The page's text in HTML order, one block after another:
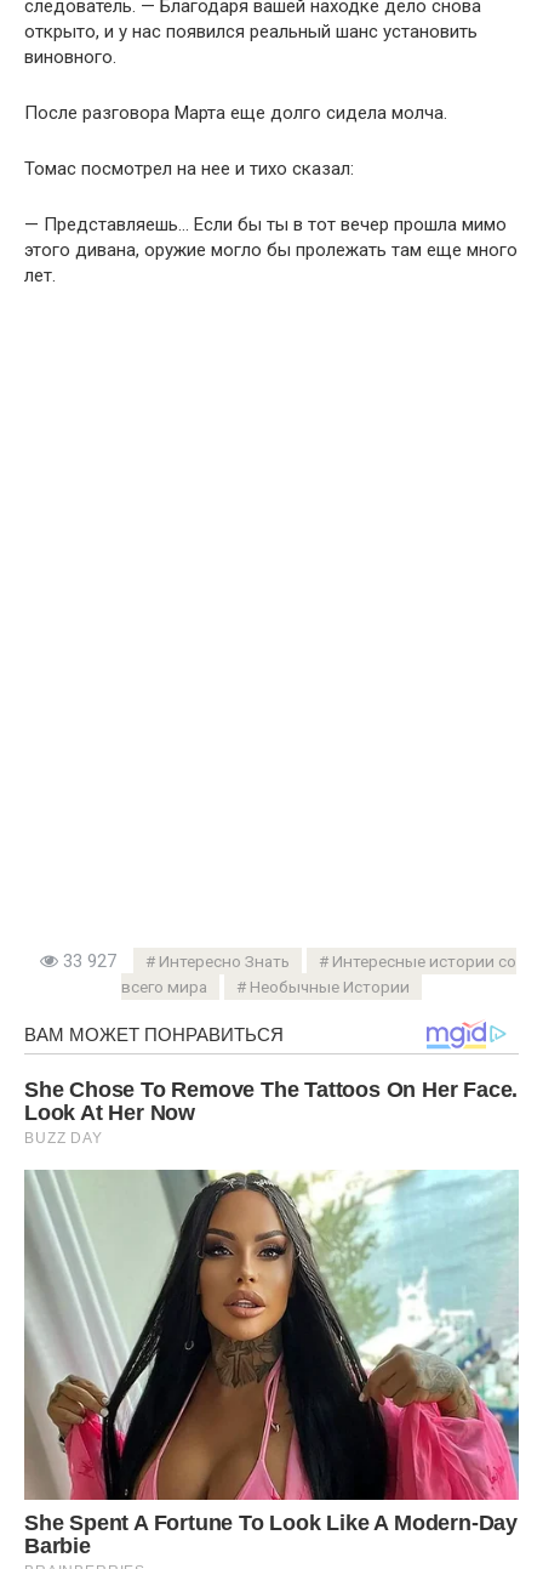
следователь. — Благодаря вашей находке дело снова
открыто, и у нас появился реальный шанс установить
виновного.
После разговора Марта еще долго сидела молча.
Томас посмотрел на нее и тихо сказал:
— Представляешь… Если бы ты в тот вечер прошла мимо
этого дивана, оружие могло бы пролежать там еще много
лет.
33 927 Интересно Знать
Интересные истории со
всего мира
Необычные Истории